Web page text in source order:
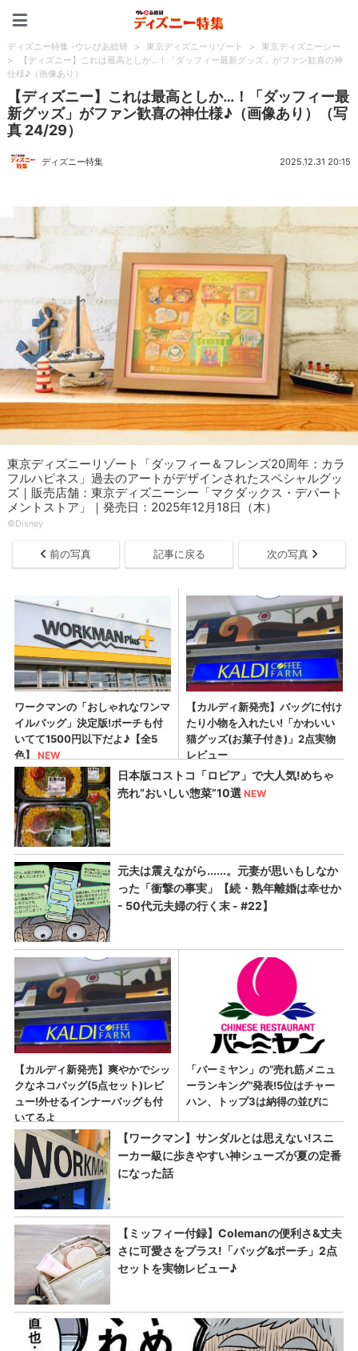
ディズニー特集 -ウレぴあ総研 > 東京ディズニーリゾート >
東京ディズニーシー
>
【ディズニー】これは最高としか…！「ダッフィー最新グッズ」がファン歓喜の神
仕様♪（画像あり）
【ディズニー】これは最高としか…！「ダッフィー最
新グッズ」がファン歓喜の神仕様♪（画像あり）（写
真 24/29）
ディズニー特集 2025.12.31 20:15
東京ディズニーリゾート「ダッフィー＆フレンズ20周年：カラ
フルハピネス」過去のアートがデザインされたスペシャルグッ
ズ｜販売店舗：東京ディズニーシー「マクダックス・デパート
メントストア」｜発売日：2025年12月18日（木）
©Disney
前の写真 記事に戻る 次の写真